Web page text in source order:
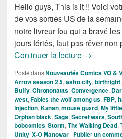
Hello guys, This is it !! Voici
de vos sorties US de la
notre livreur fou qui a bravé
jours fériés, faut pas rêver non
Continuer la lecture Sorties
→
Posté dansNouveautés Comics VO &
Arrow season 2.5, astro city, birthright,
Buffy, Chrononauts, Convergence,
west, Fables the wolf among us, FBP,
Injection, Kanan, mouse guard, My
Orphan black, Saga, Secret wars,
bobcomics, Storm, The Walking Dead,
Unity, X-O Manowar | Publier un